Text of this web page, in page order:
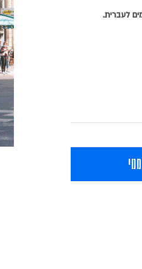
לעברית.